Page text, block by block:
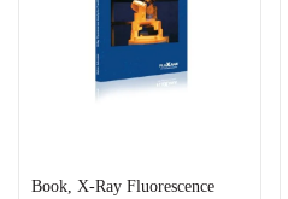
Book, X-Ray Fluorescence